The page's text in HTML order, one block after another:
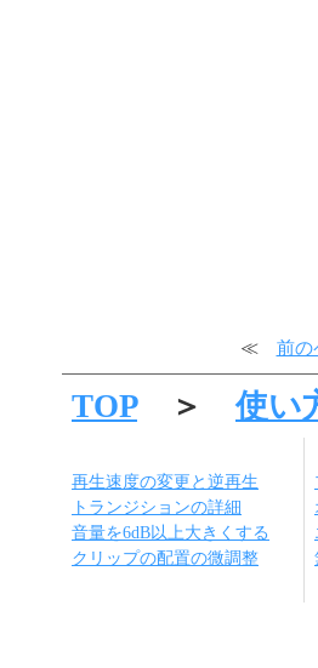
≪ 前の
TOP＞使い
再生速度の変更と逆再生
トランジションの詳細
音量を6dB以上大きくする
クリップの配置の微調整